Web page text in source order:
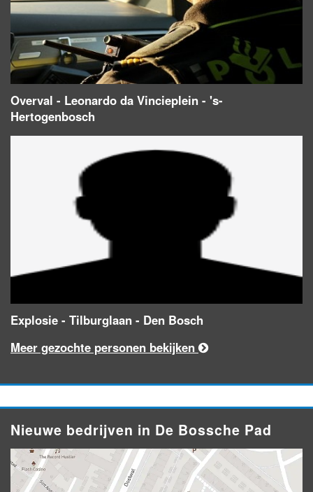
Overval - Leonardo da Vincieplein - 's-
Hertogenbosch
Explosie - Tilburglaan - Den Bosch
Meer gezochte personen bekijken
Nieuwe bedrijven in De Bossche Pad